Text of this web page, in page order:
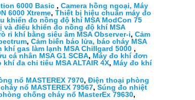
6000 Basic , Camera hồng ngoại, Máy
6000 Xtreme, Thiết bị hiệu chuẩn máy đo
khiển đo nồng độ khí MSA ModCon 75
và điểu khiển đo nồng độ khí MSA
rỉ khí bằng siêu âm MSA Observer-i, Cảm
, Cảm biến báo lửa, báo cháy MSA
khí gas làm lạnh MSA Chillgard 5000 ,
cá nhân MSA G1 SCBA, Máy đo khí đơn
khí đa chỉ tiêu MSA ALTAIR 4X, Máy đo khí
nổ MASTEREX 7970, Điện thoại phòng
nổ MASTEREX 79567, Súng đo nhiệt
chống cháy nổ MasterEx 79630,